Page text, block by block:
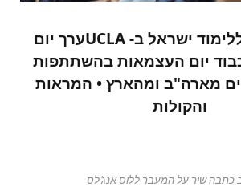
מרכז נזריאן ללימוד ישראל ב- UCLAערך יום
יום העצמאות בהשתתפות
מארה"ב ומהארץ • המראות
והקולות
כתבה שיר על המעבר ללוס אנג'לס